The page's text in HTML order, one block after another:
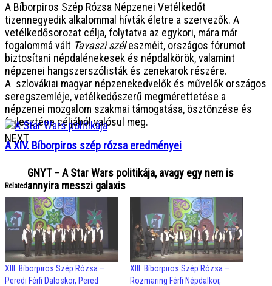
A Bíborpiros Szép Rózsa Népzenei Vetélkedőt
tizennegyedik alkalommal hívták életre a szervezők. A
vetélkedősorozat célja, folytatva az egykori, mára már
fogalommá vált Tavaszi széleszméit, országos fórumot
biztosítani népdalénekesek és népdalkörök, valamint
népzenei hangszerszólisták és zenekarok részére.
A szlovákiai magyar népzenekedvelők és művelők országos
seregszemléje, vetélkedőszerű megmérettetése a
népzenei mozgalom szakmai támogatása, ösztönzése és
fejlesztése céljából valósul meg.
A XIV. Bíborpiros szép rózsa eredményei
Related
XIII. Bíborpiros Szép Rózsa –
Peredi Férfi Daloskör, Pered
XIII. Bíborpiros Szép Rózsa –
Rozmaring Férfi Népdalkör,
NEXT
GNYT – A Star Wars politikája, avagy egy nem is
annyira messzi galaxis